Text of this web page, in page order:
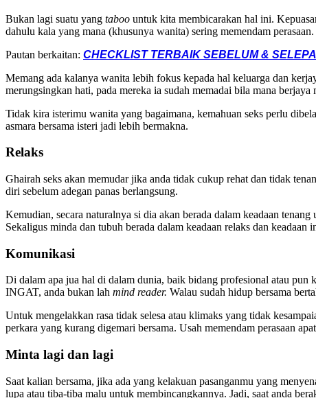
Bukan lagi suatu yang taboo untuk kita membicarakan hal ini.
dahulu kala yang mana (khusunya wanita) sering memendam perasaan.
Pautan berkaitan: CHECKLIST TERBAIK SEBELUM &
Memang ada kalanya wanita lebih fokus kepada hal keluarga dan
merungsingkan hati, pada mereka ia sudah memadai bila mana
Tidak kira isterimu wanita yang bagaimana, kemahuan seks perlu
asmara bersama isteri jadi lebih bermakna.
Relaks
Ghairah seks akan memudar jika anda tidak cukup rehat dan tidak
diri sebelum adegan panas berlangsung.
Kemudian, secara naturalnya si dia akan berada dalam keadaan
Sekaligus minda dan tubuh berada dalam keadaan relaks dan
Komunikasi
Di dalam apa jua hal di dalam dunia, baik bidang profesional atau pun
INGAT, anda bukan lah mind reader. Walau sudah hidup bersama
Untuk mengelakkan rasa tidak selesa atau klimaks yang tidak
perkara yang kurang digemari bersama. Usah memendam perasaan
Minta lagi dan lagi
Saat kalian bersama, jika ada yang kelakuan pasanganmu yang
lupa atau tiba-tiba malu untuk membincangkannya. Jadi, saat anda